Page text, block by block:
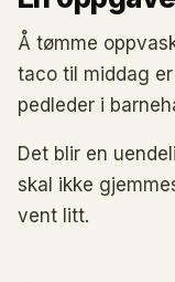
Å tømme
taco til middag
pedleder i
Det blir en
skal ikke
vent litt.